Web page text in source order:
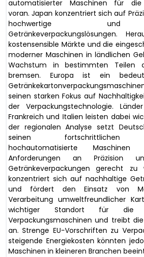
automatisierter Maschinen für die
voran. Japan konzentriert sich auf
hochwertige und
Getränkeverpackungslösungen.
kostensensible Märkte und die
moderner Maschinen in ländlichen
Wachstum in bestimmten Teilen
bremsen. Europa ist ein
seinen starken Fokus auf
der Verpackungstechnologie.
Frankreich und Italien leisten dabei
der regionalen Analyse setzt
seinen fortschrittlichen
hochautomatisierte
Anforderungen an Präzision
Getränkeverpackungen gerecht zu
konzentriert sich auf nachhaltige
und fördert den Einsatz von
Verarbeitung umweltfreundlicher
wichtiger Standort für die
Verpackungsmaschinen und treibt
an. Strenge EU-Vorschriften zu
steigende Energiekosten könnten
Maschinen in kleineren Branchen